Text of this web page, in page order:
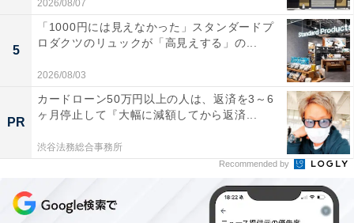
「箱根湯本温泉 ホテルおくゆもと」の口コミは？
「箱根湯本温泉 ホテルおくゆもと」には、以下のような
口コミが寄せられています。
オープンキッチンの出来立てステーキや天ぷらが美
味しい
2026/08/07
5
「1000円には見えなかった」スタンダードプ
ロダクツのリュックが「高見えする」の...
2026/08/03
PR
カードローン50万円以上の人は、返済を3～6
ヶ月停止して『大幅に減額してから返済...
渋谷法務総合事務所
Recommended by